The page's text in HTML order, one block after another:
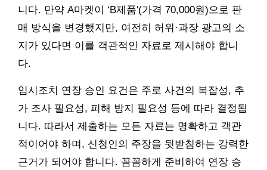
니다. 만약 A마켓이 ‘B제품'(가격 70,000원)으로 판
매 방식을 변경했지만, 여전히 허위·과장 광고의 소
지가 있다면 이를 객관적인 자료로 제시해야 합니
다.
임시조치 연장 승인 요건은 주로 사건의 복잡성, 추
가 조사 필요성, 피해 방지 필요성 등에 따라 결정됩
니다. 따라서 제출하는 모든 자료는 명확하고 객관
적이어야 하며, 신청인의 주장을 뒷받침하는 강력한
근거가 되어야 합니다. 꼼꼼하게 준비하여 연장 승